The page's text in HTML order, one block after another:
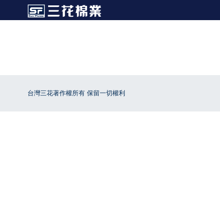
台灣三花著作權所有 保留一切權利